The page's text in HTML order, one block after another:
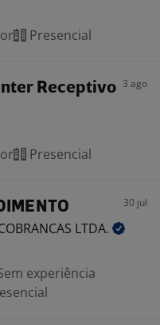
Presencial
Receptivo 3 ago
Presencial
30 jul
LTDA.
experiência